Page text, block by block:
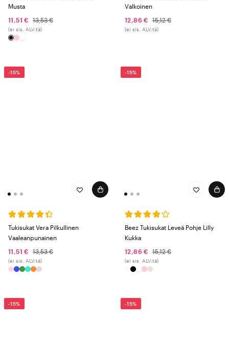
Musta
11,51 €
13,53 €
(ei sis. ALV:tä)
Valkoinen
12,86 €
15,12 €
(ei sis. ALV:tä)
-15%
Tukisukat Vera Pilkullinen
Vaaleanpunainen
11,51 €
13,53 €
(ei sis. ALV:tä)
-15%
Beez Tukisukat Leveä Pohje Lilly
Kukka
12,86 €
15,12 €
(ei sis. ALV:tä)
-15% -15%